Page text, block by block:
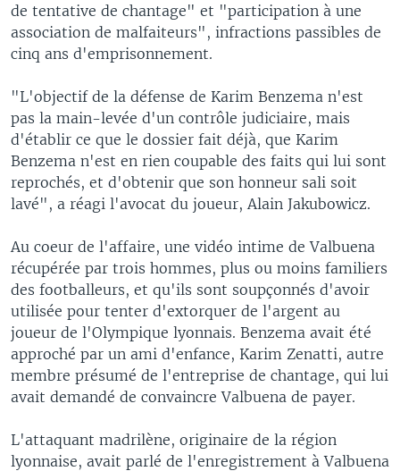
de tentative de chantage" et "participation à une
association de malfaiteurs", infractions passibles de
cinq ans d'emprisonnement.
"L'objectif de la défense de Karim Benzema n'est
pas la main-levée d'un contrôle judiciaire, mais
d'établir ce que le dossier fait déjà, que Karim
Benzema n'est en rien coupable des faits qui lui sont
reprochés, et d'obtenir que son honneur sali soit
lavé", a réagi l'avocat du joueur, Alain Jakubowicz.
Au coeur de l'affaire, une vidéo intime de Valbuena
récupérée par trois hommes, plus ou moins familiers
des footballeurs, et qu'ils sont soupçonnés d'avoir
utilisée pour tenter d'extorquer de l'argent au
joueur de l'Olympique lyonnais. Benzema avait été
approché par un ami d'enfance, Karim Zenatti, autre
membre présumé de l'entreprise de chantage, qui lui
avait demandé de convaincre Valbuena de payer.
L'attaquant madrilène, originaire de la région
lyonnaise, avait parlé de l'enregistrement à Valbuena